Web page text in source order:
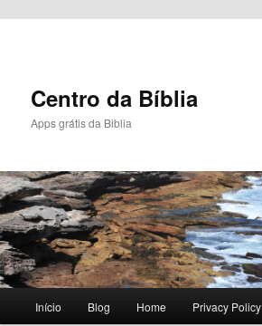
Centro da Bíblia
Apps grátis da Biblia
principal
Início Blog Home Privacy Policy